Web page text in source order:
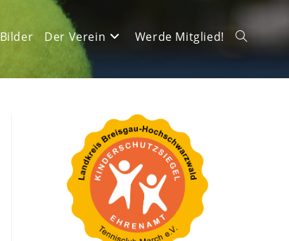
Bilder Der Verein Werde Mitglied! Website-